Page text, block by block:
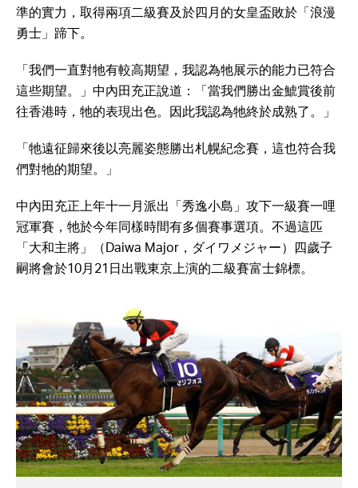
準的實力，取得兩項二級賽及於四月的女皇盃敗於「浪漫
勇士」蹄下。
「我們一直對牠有較高期望，我認為牠展示的能力已符合
這些期望。」中內田充正說道：「當我們勝出金鯱賞後前
往香港時，牠的表現出色。因此我認為牠終於成熟了。」
「牠遠征歸來後以亮麗姿態勝出札幌紀念賽，這也符合我
們對牠的期望。」
中內田充正上年十一月派出「秀逸小島」攻下一級賽一哩
冠軍賽，牠於今年同樣時間有多個賽事選項。不過這匹
「大和主將」（Daiwa Major，ダイワメジャー）四歲子
嗣將會於10月21日出戰東京上演的二級賽富士錦標。